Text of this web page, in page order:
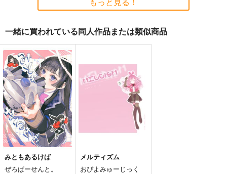
日高屋アライさん 天
津飯アライさんの巻
世田谷ボロ市
660円（税込）
けものフレンズ
アライグマ×フェネック
サンプル
カート
一緒に買われている同人作品または類似商品
みともあるけば
ぜろぱーせんと。
メルティズム
おぴよみゅーじっく